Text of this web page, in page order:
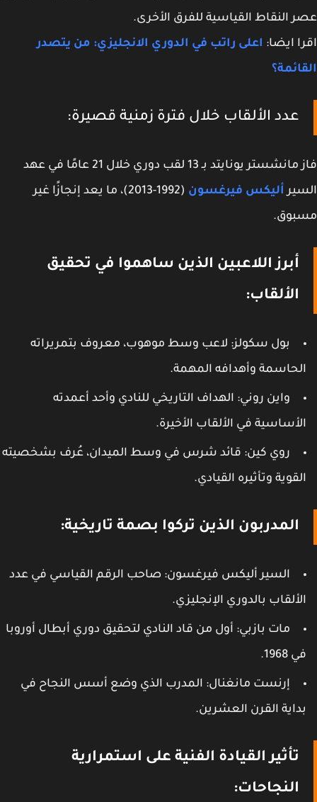
النقاط القياسية للفرق الأخرى.
ايضا:اعلى راتب في الدوري الانجليزي: من يتصدر
عدد الألقاب خلال فترة زمنية قصيرة:
فاز مانشستر يونايتد بـ 13 لقب دوري خلال 21 عامًا في عهد
أليكس فيرغسون
(1992-2013)، ما يعد إنجازًا غير
أبرز اللاعبين الذين ساهموا في تحقيق
الألقاب:
بول سكولز: لاعب وسط موهوب، معروف بتمريراته
وأهدافه المهمة.
واين روني: الهداف التاريخي للنادي وأحد أعمدته
في الألقاب الأخيرة.
روي كين: قائد شرس في وسط الميدان، عُرف بشخصيته
وتأثيره القيادي.
المدربون الذين تركوا بصمة تاريخية:
السير أليكس فيرغسون: صاحب الرقم القياسي في عدد
بالدوري الإنجليزي.
مات بازبي: أول من قاد النادي لتحقيق دوري أبطال أوروبا
1968.
إرنست مانغنال: المدرب الذي وضع أسس النجاح في
القرن العشرين.
تأثير القيادة الفنية على استمرارية
النجاحات: